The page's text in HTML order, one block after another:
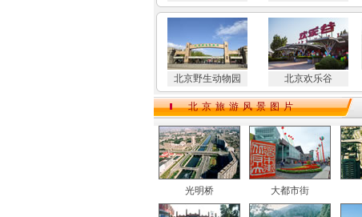
北京野生动物园 北京欢乐谷
北京旅游风景图片
光明桥 大都市街